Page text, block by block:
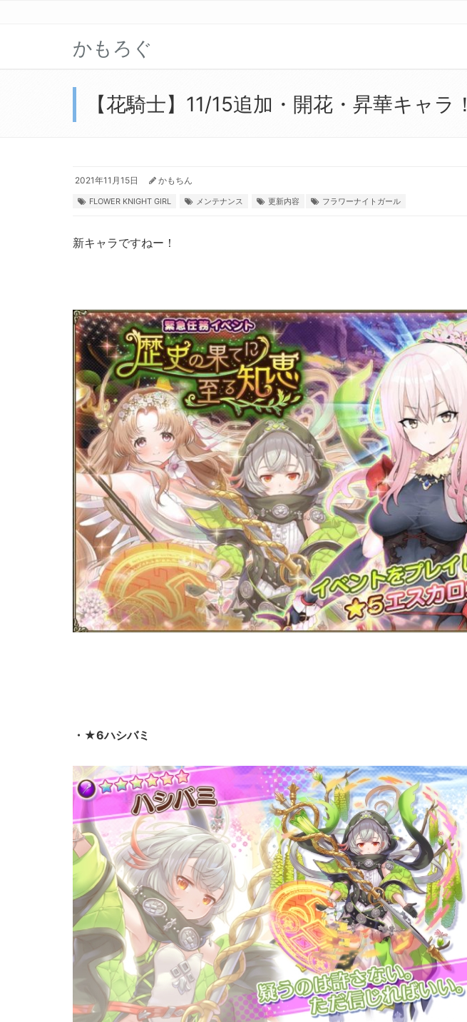
かもろぐ
【花騎士】11/15追加・開花・昇華キャラ！
2021年11月15日 かもちん
FLOWER KNIGHT GIRL メンテナンス 更新内容 フラワーナイトガール
新キャラですねー！
・★6ハシバミ